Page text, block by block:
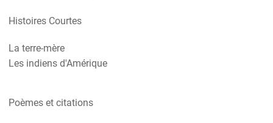
Histoires Courtes
La terre-mère
Les indiens d'Amérique
Poèmes et citations